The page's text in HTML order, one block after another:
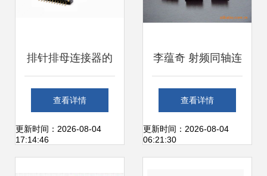
排针排母连接器的
特性及其在连接器
中的应用
查看详情
更新时间：2026-08-04
17:14:46
李蕴奇 射频同轴连
接器产品线全景解
析
查看详情
更新时间：2026-08-04
06:21:30